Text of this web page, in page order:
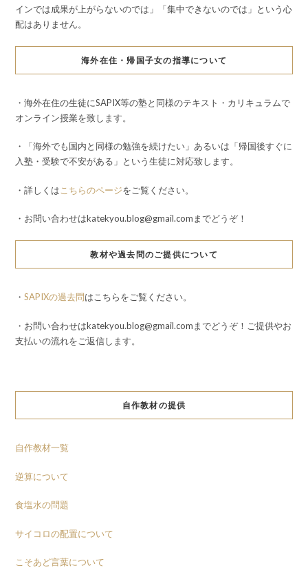
インでは成果が上がらないのでは」「集中できないのでは」という心
配はありません。
海外在住・帰国子女の指導について
・海外在住の生徒にSAPIX等の塾と同様のテキスト・カリキュラムで
オンライン授業を致します。
・「海外でも国内と同様の勉強を続けたい」あるいは「帰国後すぐに
入塾・受験で不安がある」という生徒に対応致します。
・詳しくは こちらのページをご覧ください。
・お問い合わせはkatekyou.blog@gmail.comまでどうぞ！
教材や過去問のご提供について
・ SAPIXの過去問はこちらをご覧ください。
・お問い合わせはkatekyou.blog@gmail.comまでどうぞ！ご提供やお
支払いの流れをご返信します。
自作教材の提供
自作教材一覧
逆算について
食塩水の問題
サイコロの配置について
こそあど言葉について